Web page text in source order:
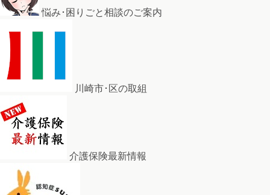
悩み･困りごと相談のご案内
川崎市･区の取組
介護保険最新情報